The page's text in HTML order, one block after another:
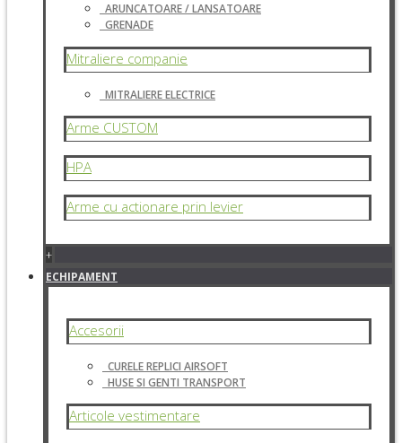
ARUNCATOARE / LANSATOARE
GRENADE
Mitraliere companie
MITRALIERE ELECTRICE
Arme CUSTOM
HPA
Arme cu actionare prin levier
+
ECHIPAMENT
Accesorii
CURELE REPLICI AIRSOFT
HUSE SI GENTI TRANSPORT
Articole vestimentare